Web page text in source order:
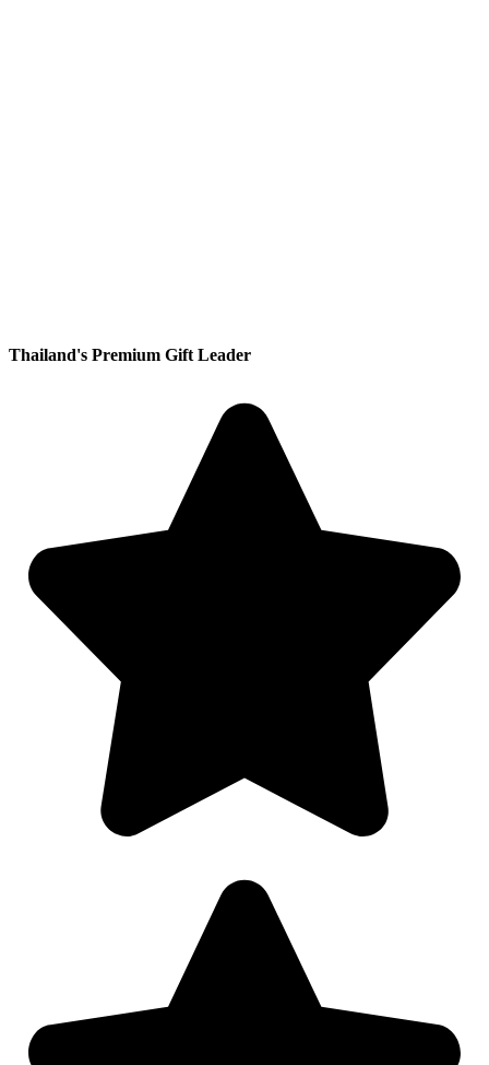
Thailand's Premium Gift Leader